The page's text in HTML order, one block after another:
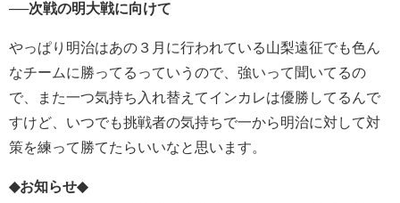
──次戦の明大戦に向けて
やっぱり明治はあの３月に行われている山梨遠征でも色ん
なチームに勝ってるっていうので、強いって聞いてるの
で、また一つ気持ち入れ替えてインカレは優勝してるんで
すけど、いつでも挑戦者の気持ちで一から明治に対して対
策を練って勝てたらいいなと思います。
◆お知らせ◆